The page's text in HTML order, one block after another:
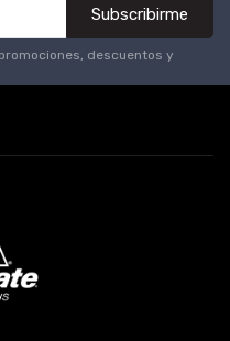
Subscribirme
descuentos y